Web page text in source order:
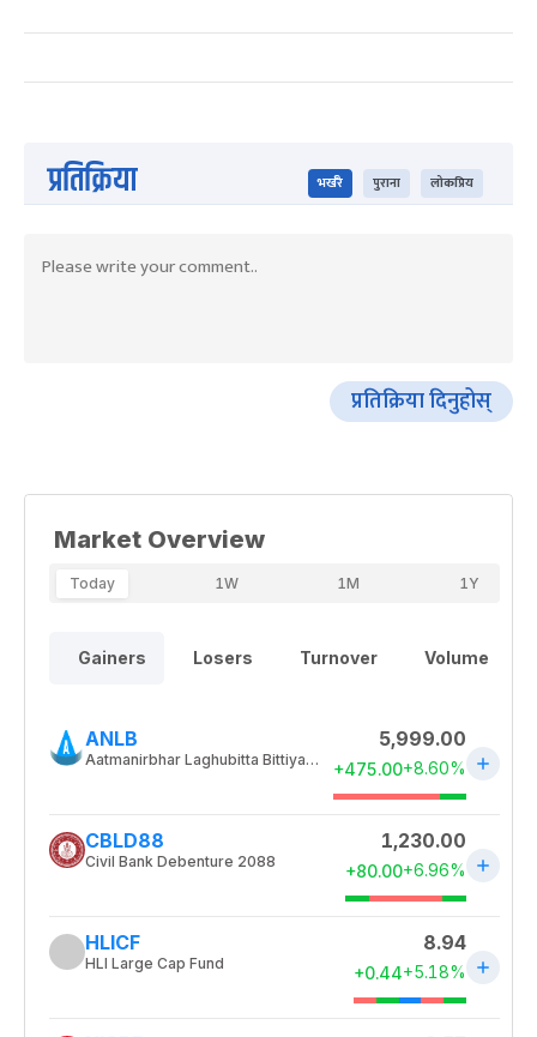
प्रतिक्रिया भर्खरै पुराना लोकप्रिय
प्रतिक्रिया दिनुहोस्